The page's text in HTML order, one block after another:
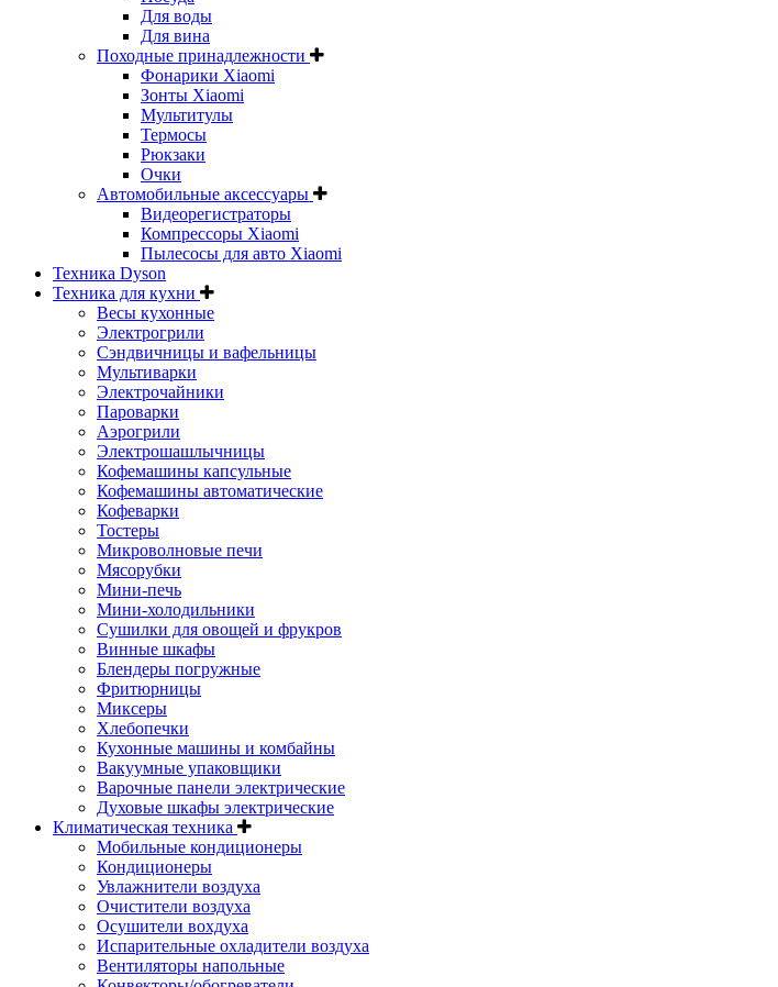
Для воды
Для вина
Походные принадлежности
Фонарики Xiaomi
Зонты Xiaomi
Мультитулы
Термосы
Рюкзаки
Очки
Автомобильные аксессуары
Видеорегистраторы
Компрессоры Xiaomi
Пылесосы для авто Xiaomi
Техника Dyson
Техника для кухни
Весы кухонные
Электрогрили
Сэндвичницы и вафельницы
Мультиварки
Электрочайники
Пароварки
Аэрогрили
Электрошашлычницы
Кофемашины капсульные
Кофемашины автоматические
Кофеварки
Тостеры
Микроволновые печи
Мясорубки
Мини-печь
Мини-холодильники
Сушилки для овощей и фрукров
Винные шкафы
Блендеры погружные
Фритюрницы
Миксеры
Хлебопечки
Кухонные машины и комбайны
Вакуумные упаковщики
Варочные панели электрические
Духовые шкафы электрические
Климатическая техника
Мобильные кондиционеры
Кондиционеры
Увлажнители воздуха
Очистители воздуха
Осушители вохдуха
Испарительные охладители воздуха
Вентиляторы напольные